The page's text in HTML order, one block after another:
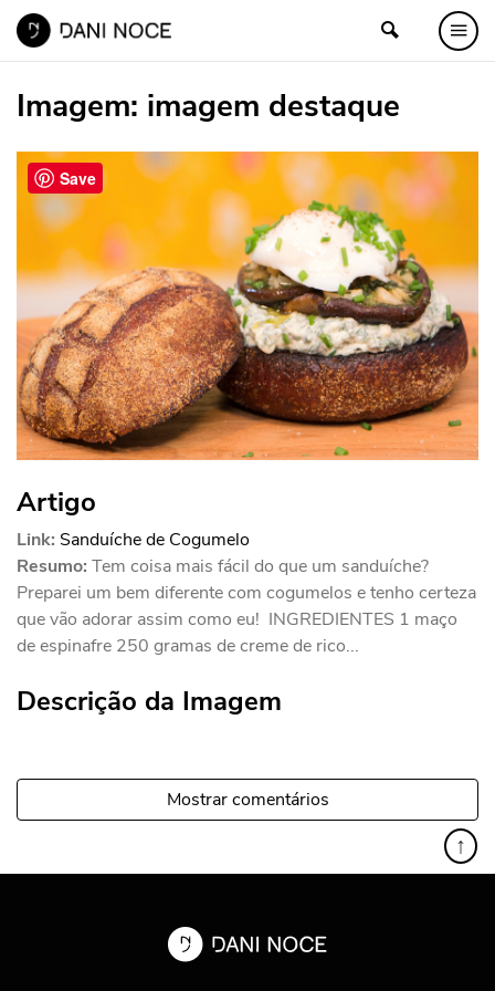
Imagem: imagem destaque
Artigo
Link: Sanduíche de Cogumelo
Resumo: Tem coisa mais fácil do que um sanduíche?
Preparei um bem diferente com cogumelos e tenho certeza
que vão adorar assim como eu! INGREDIENTES 1 maço
de espinafre 250 gramas de creme de rico...
Descrição da Imagem
Mostrar comentários
↑
Save